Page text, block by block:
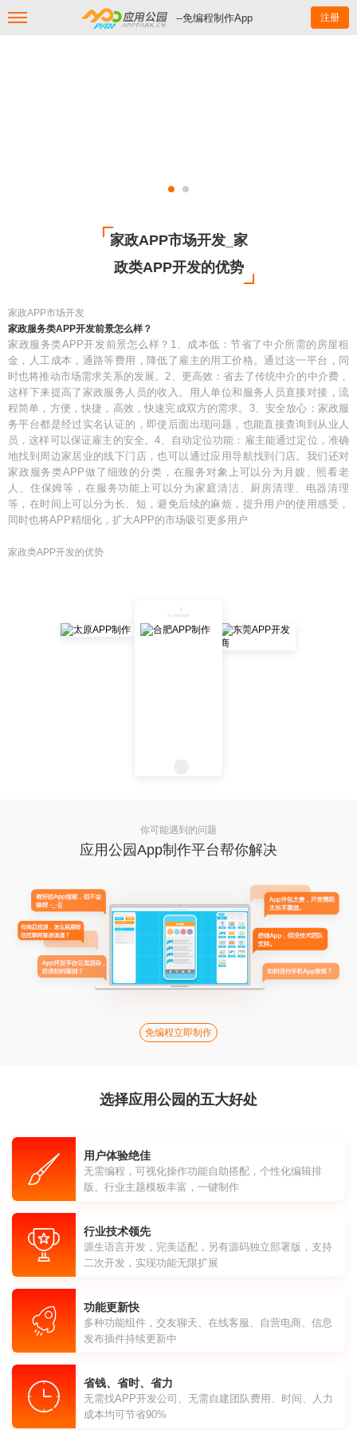
--免编程制作App 注册
家政APP市场开发_家
政类APP开发的优势
家政APP市场开发
家政服务类APP开发前景怎么样？
家政服务类APP开发前景怎么样？1、成本低：节省了中介所需的房屋租
金，人工成本，通路等费用，降低了雇主的用工价格。通过这一平台，同
时也将推动市场需求关系的发展。2、更高效：省去了传统中介的中介费，
这样下来提高了家政服务人员的收入。用人单位和服务人员直接对接，流
程简单，方便，快捷，高效，快速完成双方的需求。3、安全放心：家政服
务平台都是经过实名认证的，即使后面出现问题，也能直接查询到从业人
员，这样可以保证雇主的安全。4、自动定位功能：雇主能通过定位，准确
地找到周边家居业的线下门店，也可以通过应用导航找到门店。我们还对
家政服务类APP做了细致的分类，在服务对象上可以分为月嫂、照看老
人、住保姆等，在服务功能上可以分为家庭清洁、厨房清理、电器清理
等，在时间上可以分为长、短，避免后续的麻烦，提升用户的使用感受，
同时也将APP精细化，扩大APP的市场吸引更多用户
家政类APP开发的优势
你可能遇到的问题
应用公园App制作平台帮你解决
免编程立即制作
选择应用公园的五大好处
用户体验绝佳
无需编程，可视化操作功能自助搭配，个性化编辑排
版。行业主题模板丰富，一键制作
行业技术领先
源生语言开发，完美适配，另有源码独立部署版，支持
二次开发，实现功能无限扩展
功能更新快
多种功能组件，交友聊天、在线客服、自营电商、信息
发布插件持续更新中
省钱、省时、省力
无需找APP开发公司、无需自建团队费用、时间、人力
成本均可节省90%